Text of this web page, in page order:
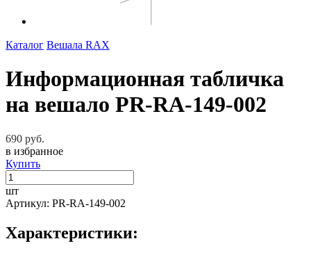
Каталог Вешала RAX
Информационная табличка
на вешало PR-RA-149-002
690 руб.
в избранное
Купить
шт
Артикул: PR-RA-149-002
Характеристики: